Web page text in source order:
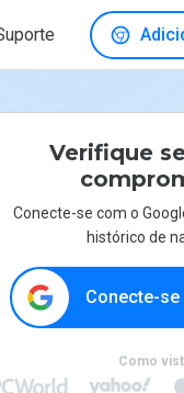
Verifique
Conecte-se com o
histórico de
Conecte-
Como